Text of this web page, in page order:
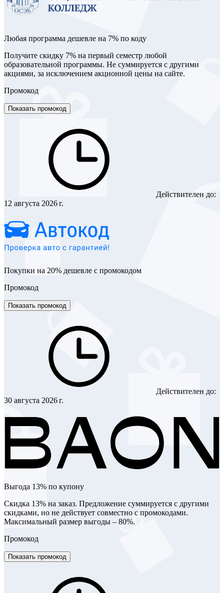
Любая программа дешевле на 7% по коду
Получите скидку 7% на первый семестр любой
образовательной программы. Не суммируется с другими
акциями, за исключением акционной цены на сайте.
Промокод
Показать промокод
Действителен до:
12 августа 2026 г.
Покупки на 20% дешевле с промокодом
Промокод
Показать промокод
Действителен до:
30 августа 2026 г.
Выгода 13% по купону
Скидка 13% на заказ. Предложение суммируется с другими
скидками, но не действует совместно с промокодами.
Максимальный размер выгоды – 80%.
Промокод
Показать промокод